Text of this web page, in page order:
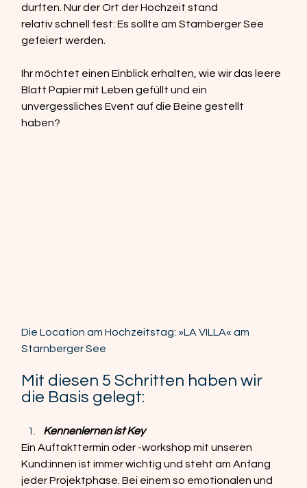
durften. Nur der Ort der Hochzeit stand
relativ schnell fest: Es sollte am Starnberger See
gefeiert werden.
Ihr möchtet einen Einblick erhalten, wie wir das leere
Blatt Papier mit Leben gefüllt und ein
unvergessliches Event auf die Beine gestellt
haben?
Die Location am Hochzeitstag: »LA VILLA« am
Starnberger See
Mit diesen 5 Schritten haben wir
die Basis gelegt:
Kennenlernen ist Key
Ein Auftakttermin oder -workshop mit unseren
Kund:innen ist immer wichtig und steht am Anfang
jeder Projektphase. Bei einem so emotionalen und